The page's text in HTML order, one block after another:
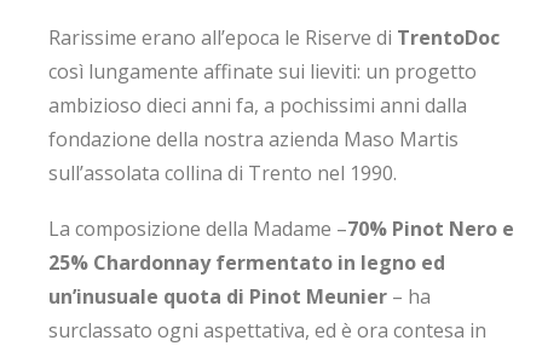
Rarissime erano all’epoca le Riserve di TrentoDoc
così lungamente affinate sui lieviti: un progetto
ambizioso dieci anni fa, a pochissimi anni dalla
fondazione della nostra azienda Maso Martis
sull’assolata collina di Trento nel 1990.
La composizione della Madame –70% Pinot Nero e
25% Chardonnay fermentato in legno ed
un’inusuale quota di Pinot Meunier – ha
surclassato ogni aspettativa, ed è ora contesa in